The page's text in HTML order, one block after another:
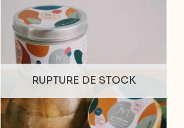
RUPTURE DE STOCK